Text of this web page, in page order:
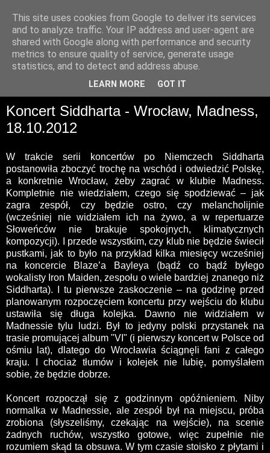
Koncert Siddharta - Wrocław, Madness,
18.10.2012
W trakcie serii koncertów po Niemczech Siddharta
postanowiła zboczyć trochę na wschód i odwiedzić Polskę,
a konkretnie Wrocław, żeby zagrać w klubie Madness.
Kompletnie nie wiedziałem, czego się spodziewać – jak
zagra zespół, czy będzie ostro, czy melancholijnie
(wcześniej nie widziałem ich na żywo, a w repertuarze
Słoweńców nie brakuje spokojnych, klimatycznych
kompozycji). I przede wszystkim, czy klub nie będzie świecił
pustkami, jak to było na przykład kilka miesięcy wcześniej
na koncercie Blaze’a Bayleya (bądź co bądź byłego
wokalisty Iron Maiden, zespołu o wiele bardziej znanego niż
Siddharta). I tu pierwsze zaskoczenie – na godzinę przed
planowanym rozpoczęciem koncertu przy wejściu do klubu
ustawiła się długa kolejka. Dawno nie widziałem w
Madnessie tylu ludzi. Był to jedyny polski przystanek na
trasie promującej album "VI" (i pierwszy koncert w Polsce od
ośmiu lat), dlatego do Wrocławia ściągnęli fani z całego
kraju. I chociaż tłumów i kolejek nie lubię, pomyślałem
sobie, że będzie dobrze.
Koncert rozpoczął się z godzinnym opóźnieniem. Niby
normalka w Madnessie, ale zespół był na miejscu, próba
zrobiona (słyszeliśmy, czekając na wejście), na scenie
żadnych ruchów, wszystko gotowe, więc zupełnie nie
rozumiem skąd ta obsuwa. W tym czasie stoisko z płytami i
This site uses cookies from Google to deliver its services
and to analyze traffic. Your IP address and user-agent are
shared with Google along with performance and security
metrics to ensure quality of service, generate usage
statistics, and to detect and address abuse.
LEARN MORE GOT IT